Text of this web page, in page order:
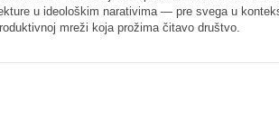
u ideološkim narativima — pre svega u
mreži koja prožima čitavo društvo.